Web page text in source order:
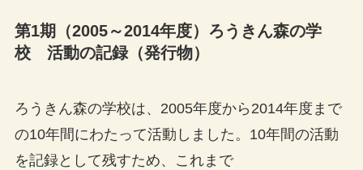
第1期（2005～2014年度）ろうきん森の学
校 活動の記録（発行物）
ろうきん森の学校は、2005年度から2014年度まで
の10年間にわたって活動しました。10年間の活動
を記録として残すため、これまで